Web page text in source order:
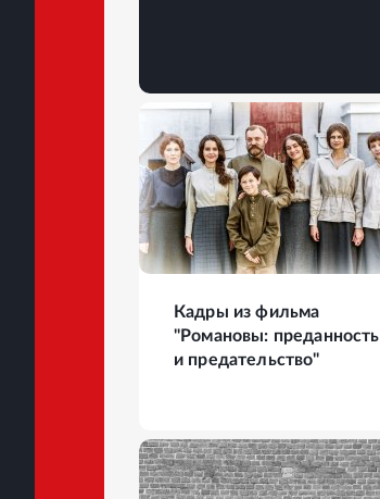
9 ФОТО
Кадры из фильма
"Романовы: преданность
и предательство"